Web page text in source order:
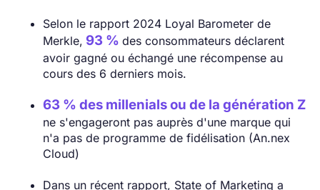
Selon le rapport 2024 Loyal Barometer de
Merkle, 93 % des consommateurs déclarent
avoir gagné ou échangé une récompense au
cours des 6 derniers mois.
63 % des millenials ou de la génération Z
ne s'engageront pas auprès d'une marque qui
n'a pas de programme de fidélisation (An.nex
Cloud)
Dans un récent rapport, State of Marketing a